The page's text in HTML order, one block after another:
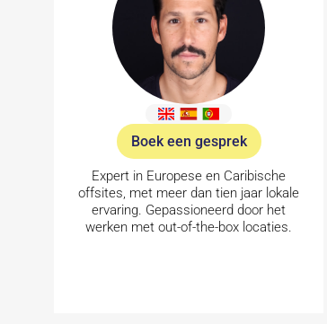
Boek een gesprek
Expert in Europese en Caribische
offsites, met meer dan tien jaar lokale
ervaring. Gepassioneerd door het
werken met out-of-the-box locaties.